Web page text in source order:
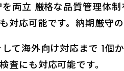
両立 厳格な品質管理体
対応可能です。納期厳守の
て海外向け対応まで 1個
査にも対応可能です。